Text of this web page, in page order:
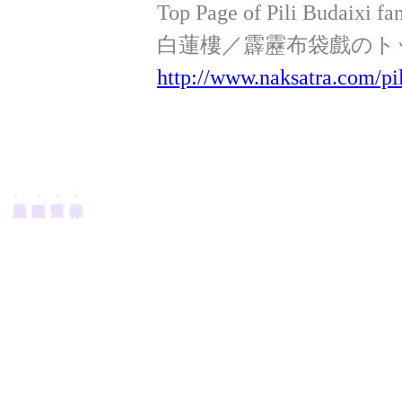
半神半聖亦半仙，
全儒全道是全賢，
腦中真書藏萬卷，
Top Page of Pili Budaixi
白蓮樓／霹靂布袋戲の
http://www.naksatra.com/